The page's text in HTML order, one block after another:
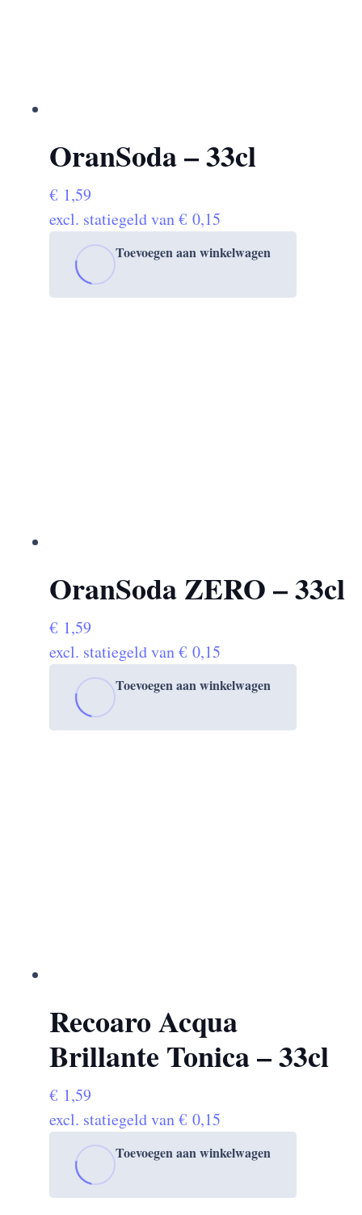
OranSoda – 33cl
€ 1,59
excl. statiegeld van€ 0,15
Toevoegen aan winkelwagen
OranSoda ZERO – 33cl
€ 1,59
excl. statiegeld van€ 0,15
Toevoegen aan winkelwagen
Recoaro Acqua
Brillante Tonica – 33cl
€ 1,59
excl. statiegeld van€ 0,15
Toevoegen aan winkelwagen